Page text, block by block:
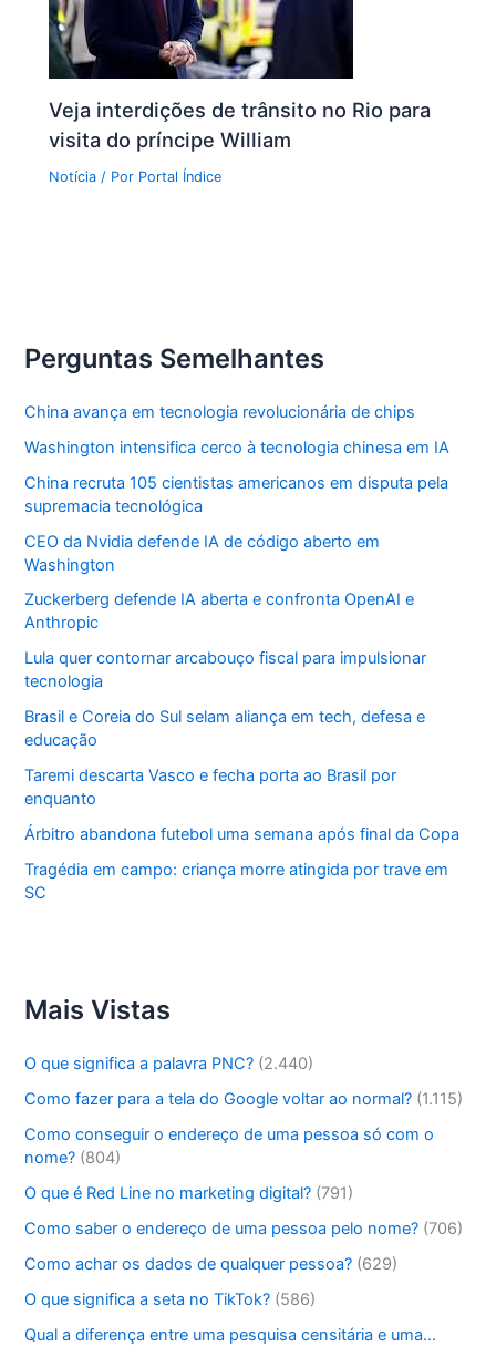
Veja interdições de trânsito no Rio para
visita do príncipe William
Notícia / Por Portal Índice
Perguntas Semelhantes
China avança em tecnologia revolucionária de chips
Washington intensifica cerco à tecnologia chinesa em IA
China recruta 105 cientistas americanos em disputa pela
supremacia tecnológica
CEO da Nvidia defende IA de código aberto em
Washington
Zuckerberg defende IA aberta e confronta OpenAI e
Anthropic
Lula quer contornar arcabouço fiscal para impulsionar
tecnologia
Brasil e Coreia do Sul selam aliança em tech, defesa e
educação
Taremi descarta Vasco e fecha porta ao Brasil por
enquanto
Árbitro abandona futebol uma semana após final da Copa
Tragédia em campo: criança morre atingida por trave em
SC
Mais Vistas
O que significa a palavra PNC? (2.440)
Como fazer para a tela do Google voltar ao normal? (1.115)
Como conseguir o endereço de uma pessoa só com o
nome? (804)
O que é Red Line no marketing digital? (791)
Como saber o endereço de uma pessoa pelo nome? (706)
Como achar os dados de qualquer pessoa? (629)
O que significa a seta no TikTok? (586)
Qual a diferença entre uma pesquisa censitária e uma…